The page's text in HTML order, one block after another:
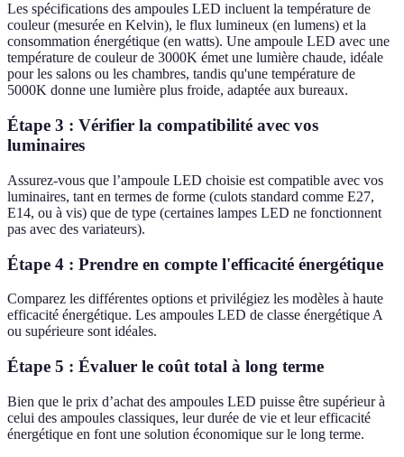
Les spécifications des ampoules LED incluent la température de
couleur (mesurée en Kelvin), le flux lumineux (en lumens) et la
consommation énergétique (en watts). Une ampoule LED avec une
température de couleur de 3000K émet une lumière chaude, idéale
pour les salons ou les chambres, tandis qu'une température de
5000K donne une lumière plus froide, adaptée aux bureaux.
Étape 3 : Vérifier la compatibilité avec vos
luminaires
Assurez-vous que l’ampoule LED choisie est compatible avec vos
luminaires, tant en termes de forme (culots standard comme E27,
E14, ou à vis) que de type (certaines lampes LED ne fonctionnent
pas avec des variateurs).
Étape 4 : Prendre en compte l'efficacité énergétique
Comparez les différentes options et privilégiez les modèles à haute
efficacité énergétique. Les ampoules LED de classe énergétique A
ou supérieure sont idéales.
Étape 5 : Évaluer le coût total à long terme
Bien que le prix d’achat des ampoules LED puisse être supérieur à
celui des ampoules classiques, leur durée de vie et leur efficacité
énergétique en font une solution économique sur le long terme.